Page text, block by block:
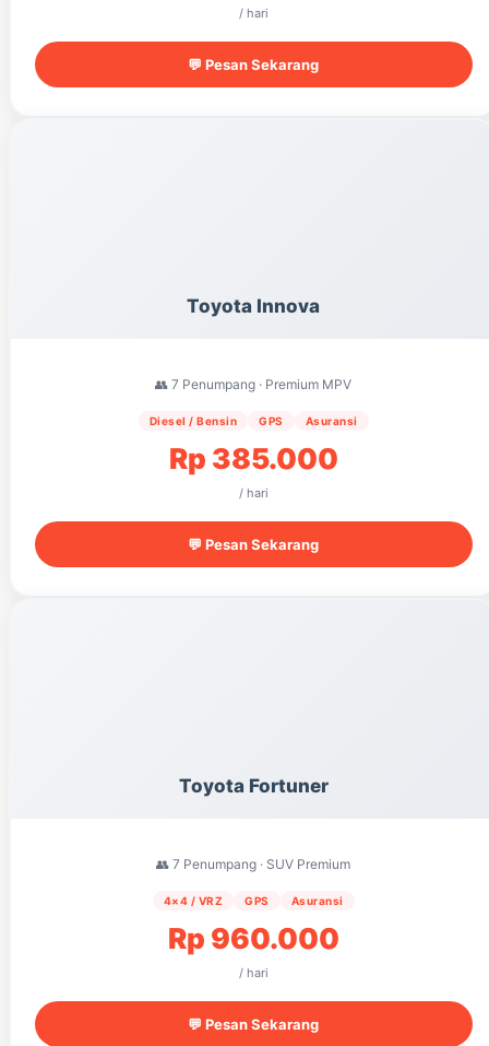
/ hari
💬 Pesan Sekarang
Toyota Innova
👥 7 Penumpang · Premium MPV
Diesel / Bensin GPS Asuransi
Rp 385.000
/ hari
💬 Pesan Sekarang
Toyota Fortuner
👥 7 Penumpang · SUV Premium
4×4 / VRZ GPS Asuransi
Rp 960.000
/ hari
💬 Pesan Sekarang